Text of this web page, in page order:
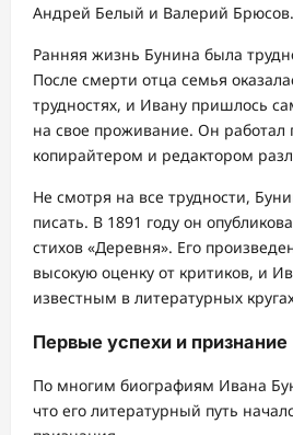
Андрей Белый и Валерий Брюсов.
Ранняя жизнь Бунина была
После смерти отца семья
трудностях, и Ивану пришлось
на свое проживание. Он работал
копирайтером и редактором
Не смотря на все трудности,
писать. В 1891 году он
стихов «Деревня». Его
высокую оценку от критиков, и
известным в литературных
Первые успехи и признание
По многим биографиям Ивана
что его литературный путь